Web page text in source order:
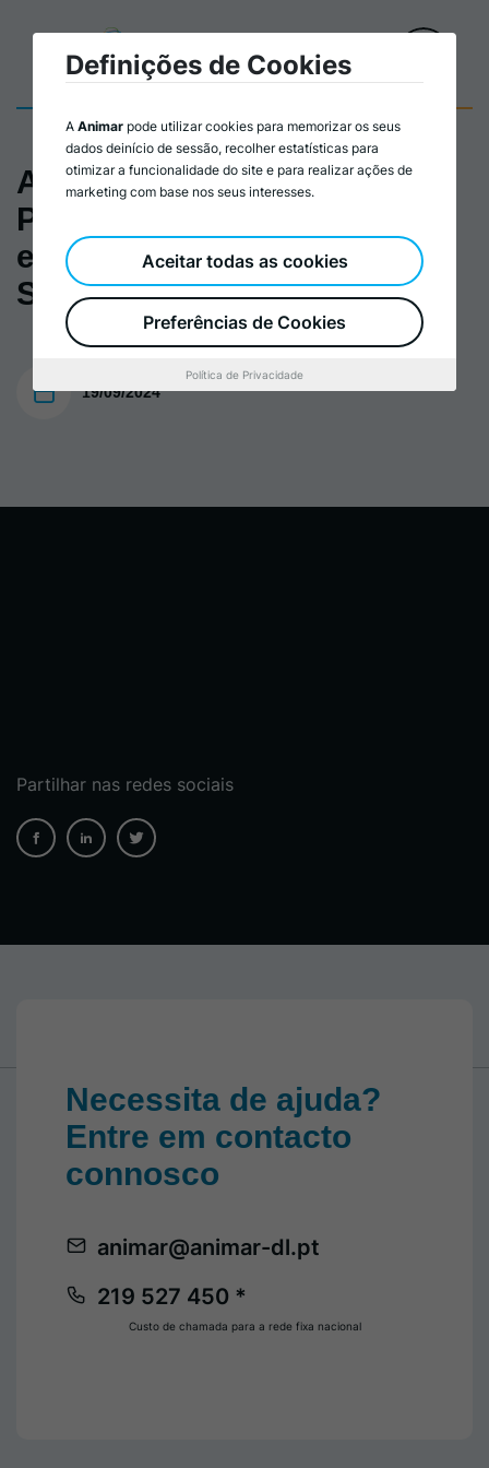
Apresentação_Mestrado em
Práticas Empresariais
eJurídicas da Economia
Social
19/09/2024
Partilhar nas redes sociais
Necessita de ajuda?
Entre em contacto
connosco
219 527 450 *
animar@animar-dl.pt
Custo de chamada para a rede fixa nacional
Definições de Cookies
A Animar pode utilizar cookies para memorizar os seus
dados deinício de sessão, recolher estatísticas para
otimizar a funcionalidade do site e para realizar ações de
marketing com base nos seus interesses.
Preferências de Cookies
Aceitar todas as cookies
Política de Privacidade